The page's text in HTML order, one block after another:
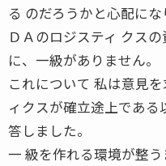
る のだろうかと心配に
ＤＡのロジスティ クス
に、一級がありません。
これについて 私は意見
ィクスが確立途上であ
答しました。
一 級を作れる環境が整